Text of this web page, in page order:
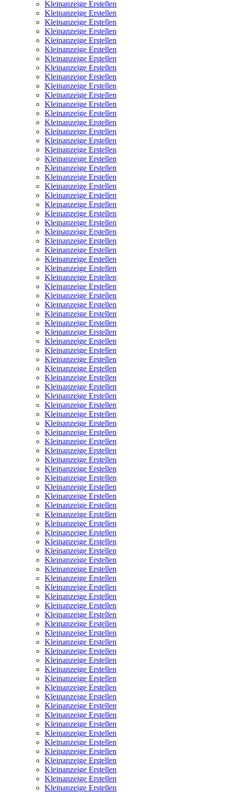
Kleinanzeige Erstellen
Kleinanzeige Erstellen
Kleinanzeige Erstellen
Kleinanzeige Erstellen
Kleinanzeige Erstellen
Kleinanzeige Erstellen
Kleinanzeige Erstellen
Kleinanzeige Erstellen
Kleinanzeige Erstellen
Kleinanzeige Erstellen
Kleinanzeige Erstellen
Kleinanzeige Erstellen
Kleinanzeige Erstellen
Kleinanzeige Erstellen
Kleinanzeige Erstellen
Kleinanzeige Erstellen
Kleinanzeige Erstellen
Kleinanzeige Erstellen
Kleinanzeige Erstellen
Kleinanzeige Erstellen
Kleinanzeige Erstellen
Kleinanzeige Erstellen
Kleinanzeige Erstellen
Kleinanzeige Erstellen
Kleinanzeige Erstellen
Kleinanzeige Erstellen
Kleinanzeige Erstellen
Kleinanzeige Erstellen
Kleinanzeige Erstellen
Kleinanzeige Erstellen
Kleinanzeige Erstellen
Kleinanzeige Erstellen
Kleinanzeige Erstellen
Kleinanzeige Erstellen
Kleinanzeige Erstellen
Kleinanzeige Erstellen
Kleinanzeige Erstellen
Kleinanzeige Erstellen
Kleinanzeige Erstellen
Kleinanzeige Erstellen
Kleinanzeige Erstellen
Kleinanzeige Erstellen
Kleinanzeige Erstellen
Kleinanzeige Erstellen
Kleinanzeige Erstellen
Kleinanzeige Erstellen
Kleinanzeige Erstellen
Kleinanzeige Erstellen
Kleinanzeige Erstellen
Kleinanzeige Erstellen
Kleinanzeige Erstellen
Kleinanzeige Erstellen
Kleinanzeige Erstellen
Kleinanzeige Erstellen
Kleinanzeige Erstellen
Kleinanzeige Erstellen
Kleinanzeige Erstellen
Kleinanzeige Erstellen
Kleinanzeige Erstellen
Kleinanzeige Erstellen
Kleinanzeige Erstellen
Kleinanzeige Erstellen
Kleinanzeige Erstellen
Kleinanzeige Erstellen
Kleinanzeige Erstellen
Kleinanzeige Erstellen
Kleinanzeige Erstellen
Kleinanzeige Erstellen
Kleinanzeige Erstellen
Kleinanzeige Erstellen
Kleinanzeige Erstellen
Kleinanzeige Erstellen
Kleinanzeige Erstellen
Kleinanzeige Erstellen
Kleinanzeige Erstellen
Kleinanzeige Erstellen
Kleinanzeige Erstellen
Kleinanzeige Erstellen
Kleinanzeige Erstellen
Kleinanzeige Erstellen
Kleinanzeige Erstellen
Kleinanzeige Erstellen
Kleinanzeige Erstellen
Kleinanzeige Erstellen
Kleinanzeige Erstellen
Kleinanzeige Erstellen
Kleinanzeige Erstellen